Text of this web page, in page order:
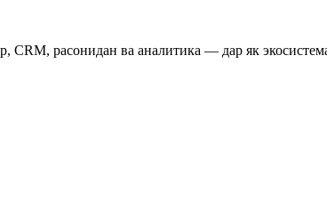
расонидан ва аналитика — дар як